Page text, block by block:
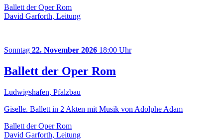
Ballett der Oper Rom
David Garforth, Leitung
Sonntag 22. November 2026 18:00 Uhr
Ballett der Oper Rom
Ludwigshafen, Pfalzbau
Giselle. Ballett in 2 Akten mit Musik von Adolphe Adam
Ballett der Oper Rom
David Garforth, Leitung